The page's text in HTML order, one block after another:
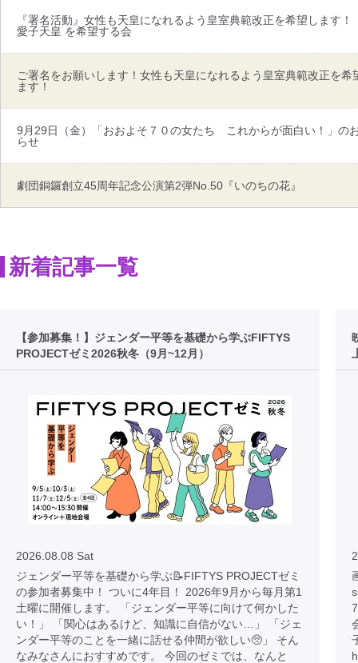
『署名活動』女性も天皇になれるよう皇室典範改正を希望します
愛子天皇 を希望する会
ご署名をお願いします！女性も天皇になれるよう皇室典範改正を希
ます！
9月29日（金）「おおよそ７０の女たち これからが面白い！」の
らせ
劇団銅鑼創立45周年記念公演第2弾No.50『いのちの花』
新着記事一覧
【参加募集！】ジェンダー平等を基礎から学ぶFIFTYS
PROJECTゼミ2026秋冬（9月~12月）
2026.08.08 Sat
ジェンダー平等を基礎から学ぶ📝FIFTYS PROJECTゼミ
の参加者募集中！ ついに4年目！ 2026年9月から毎月第1
土曜に開催します。 「ジェンダー平等に向けて何かした
い！」 「関心はあるけど、知識に自信がない…」 「ジェ
ンダー平等のことを一緒に話せる仲間が欲しい🥺」 そん
なみなさんにおすすめです。 今回のゼミでは、なんと